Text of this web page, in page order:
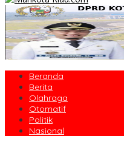
Beranda
Berita
Olahraga
Otomatif
Politik
Nasional